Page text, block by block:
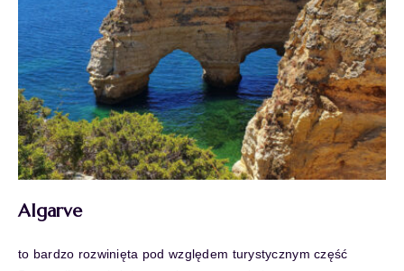
Algarve
to bardzo rozwinięta pod względem turystycznym część